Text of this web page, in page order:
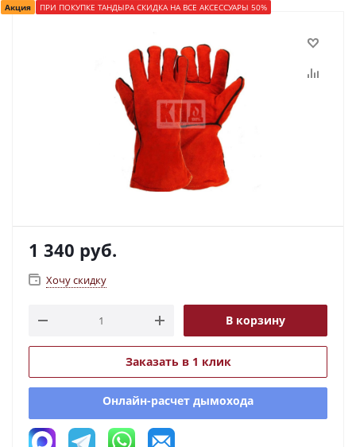
Акция ПРИ ПОКУПКЕ ТАНДЫРА СКИДКА НА ВСЕ АКСЕССУАРЫ 50%
1 340 руб.
Хочу скидку
В корзину
Заказать в 1 клик
Онлайн-расчет дымохода